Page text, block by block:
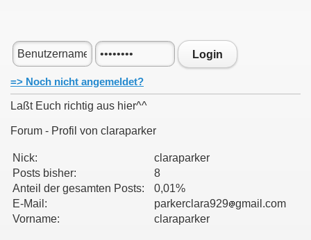
Login
=> Noch nicht angemeldet?
Laßt Euch richtig aus hier^^
Forum - Profil von claraparker
Nick:
claraparker
Posts bisher:
8
Anteil der gesamten Posts:
0,01%
E-Mail:
parkerclara929 gmail.com
Vorname:
claraparker